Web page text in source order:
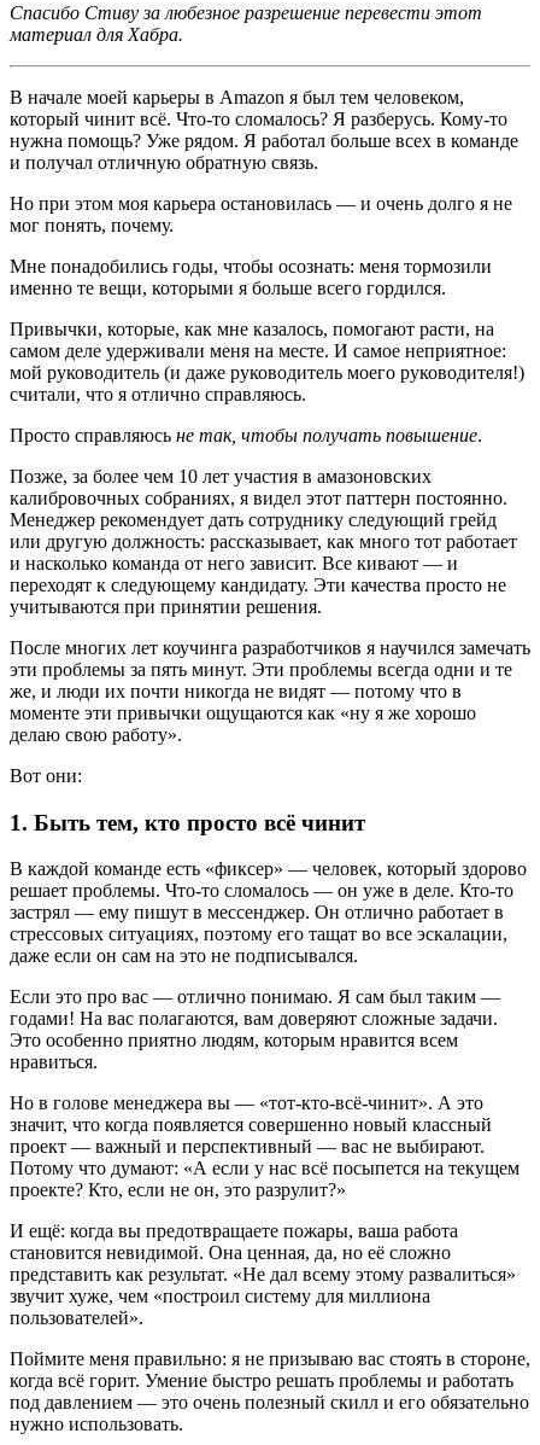
Спасибо Стиву за любезное разрешение перевести этот
материал для Хабра.
В начале моей карьеры в Amazon я был тем человеком,
который чинит всё. Что-то сломалось? Я разберусь. Кому-то
нужна помощь? Уже рядом. Я работал больше всех в команде
и получал отличную обратную связь.
Но при этом моя карьера остановилась — и очень долго я не
мог понять, почему.
Мне понадобились годы, чтобы осознать: меня тормозили
именно те вещи, которыми я больше всего гордился.
Привычки, которые, как мне казалось, помогают расти, на
самом деле удерживали меня на месте. И самое неприятное:
мой руководитель (и даже руководитель моего руководителя!)
считали, что я отлично справляюсь.
Просто справляюсь не так, чтобы получать повышение.
Позже, за более чем 10 лет участия в амазоновских
калибровочных собраниях, я видел этот паттерн постоянно.
Менеджер рекомендует дать сотруднику следующий грейд
или другую должность: рассказывает, как много тот работает
и насколько команда от него зависит. Все кивают — и
переходят к следующему кандидату. Эти качества просто не
учитываются при принятии решения.
После многих лет коучинга разработчиков я научился замечать
эти проблемы за пять минут. Эти проблемы всегда одни и те
же, и люди их почти никогда не видят — потому что в
моменте эти привычки ощущаются как «ну я же хорошо
делаю свою работу».
Вот они:
1. Быть тем, кто просто всё чинит
В каждой команде есть «фиксер» — человек, который здорово
решает проблемы. Что-то сломалось — он уже в деле. Кто-то
застрял — ему пишут в мессенджер. Он отлично работает в
стрессовых ситуациях, поэтому его тащат во все эскалации,
даже если он сам на это не подписывался.
Если это про вас — отлично понимаю. Я сам был таким —
годами! На вас полагаются, вам доверяют сложные задачи.
Это особенно приятно людям, которым нравится всем
нравиться.
Но в голове менеджера вы — «тот-кто-всё-чинит». А это
значит, что когда появляется совершенно новый классный
проект — важный и перспективный — вас не выбирают.
Потому что думают: «А если у нас всё посыпется на текущем
проекте? Кто, если не он, это разрулит?»
И ещё: когда вы предотвращаете пожары, ваша работа
становится невидимой. Она ценная, да, но её сложно
представить как результат. «Не дал всему этому развалиться»
звучит хуже, чем «построил систему для миллиона
пользователей».
Поймите меня правильно: я не призываю вас стоять в стороне,
когда всё горит. Умение быстро решать проблемы и работать
под давлением — это очень полезный скилл и его обязательно
нужно использовать.